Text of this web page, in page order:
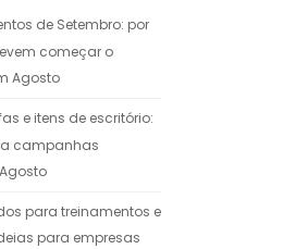
de Setembro: por
começar o
Agosto
e itens de escritório:
campanhas
para treinamentos e
para empresas